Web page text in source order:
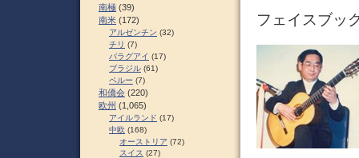
フェイスブッ
南極 (39)
南米 (172)
アルゼンチン (32)
チリ (7)
パラグアイ (17)
ブラジル (61)
ペルー (7)
和僑会 (220)
欧州 (1,065)
アイルランド (17)
中欧 (168)
オーストリア (72)
スイス (27)